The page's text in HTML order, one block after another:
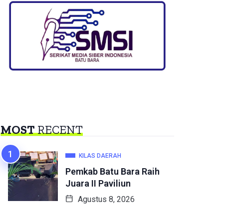
MOSTRECENT
KILAS DAERAH
Pemkab Batu Bara Raih
Juara II Paviliun
Agustus 8, 2026